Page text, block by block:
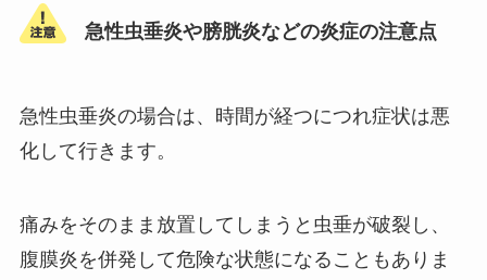
急性虫垂炎や膀胱炎などの炎症の注意点
急性虫垂炎の場合は、時間が経つにつれ症状は悪
化して行きます。
痛みをそのまま放置してしまうと虫垂が破裂し、
腹膜炎を併発して危険な状態になることもありま